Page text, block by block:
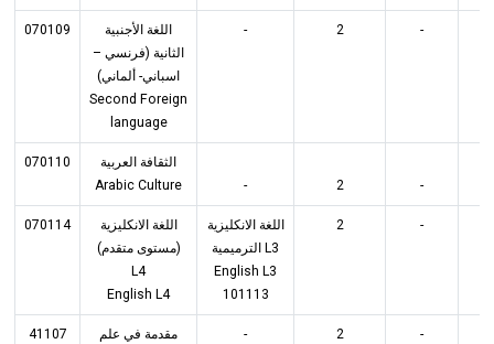
070109
اللغة الأجنبية
الثانية (فرنسي –
اسباني- ألماني)
Second Foreign
language
- 2 -
070110
الثقافة العربية
Arabic Culture
- 2 -
070114
اللغة الانكليزية
(مستوى متقدم)
L4
English L4
اللغة الانكليزية
الترميمية L3
English L3
101113
2 -
41107
مقدمة في علم
- 2 -